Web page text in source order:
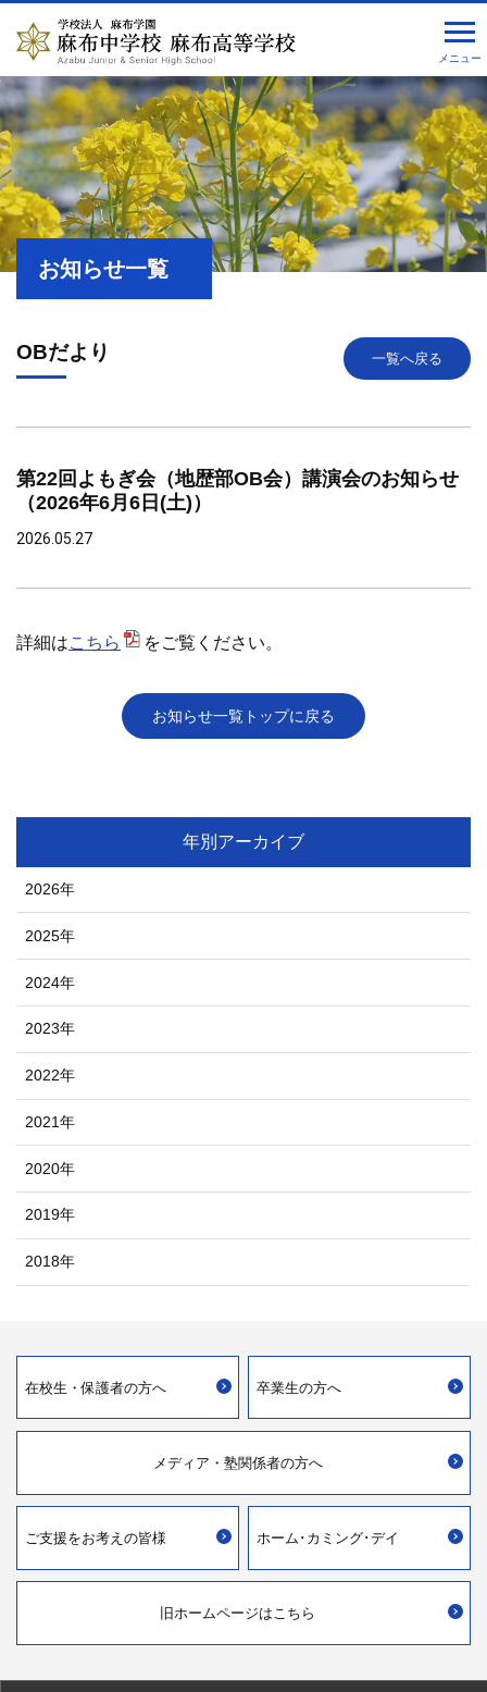
メニュー
お知らせ一覧
OBだより 一覧へ戻る
第22回よもぎ会（地歴部OB会）講演会のお知らせ
（2026年6月6日(土)）
2026.05.27
詳細はこちら をご覧ください。
お知らせ一覧トップに戻る
年別アーカイブ
2026年
2025年
2024年
2023年
2022年
2021年
2020年
2019年
2018年
在校生・保護者の方へ 卒業生の方へ
メディア・ 塾関係者の方へ
ご支援をお考えの皆様 ホーム･カミング･デイ
旧ホームページはこちら